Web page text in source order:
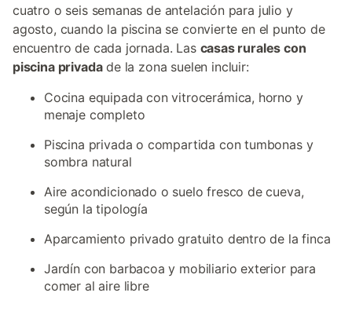
cuatro o seis semanas de antelación para julio y
agosto, cuando la piscina se convierte en el punto de
encuentro de cada jornada. Las casas rurales con
piscina privadade la zona suelen incluir:
Cocina equipada con vitrocerámica, horno y
menaje completo
Piscina privada o compartida con tumbonas y
sombra natural
Aire acondicionado o suelo fresco de cueva,
según la tipología
Aparcamiento privado gratuito dentro de la finca
Jardín con barbacoa y mobiliario exterior para
comer al aire libre